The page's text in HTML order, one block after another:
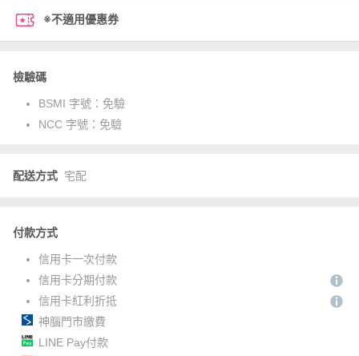
※不適用優惠券
檢驗碼
BSMI 字號： 免驗
NCC 字號： 免驗
配送方式 宅配
付款方式
信用卡一次付款
信用卡分期付款
信用卡紅利折抵
神腦門市繳費
LINE Pay付款